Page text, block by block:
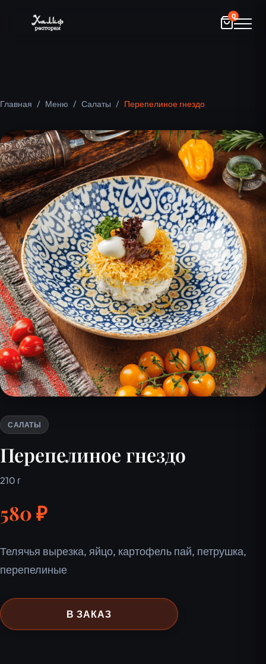
0
Главная / Меню / Салаты / Перепелиное гнездо
САЛАТЫ
Перепелиное гнездо
210 г
580 ₽
Телячья вырезка, яйцо, картофель пай, петрушка,
перепелиные
В ЗАКАЗ